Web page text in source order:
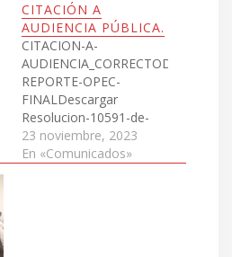
CITACIÓN A
AUDIENCIA PÚBLICA.
CITACION-A-
AUDIENCIA_CORRECTODescargar
REPORTE-OPEC-
FINALDescargar
Resolucion-10591-de-
2023-AUDIENCIAS-
PUBLICASDescargar
23 noviembre, 2023
En «Comunicados»